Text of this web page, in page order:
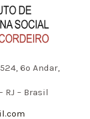
6º Andar,
RJ – Brasil